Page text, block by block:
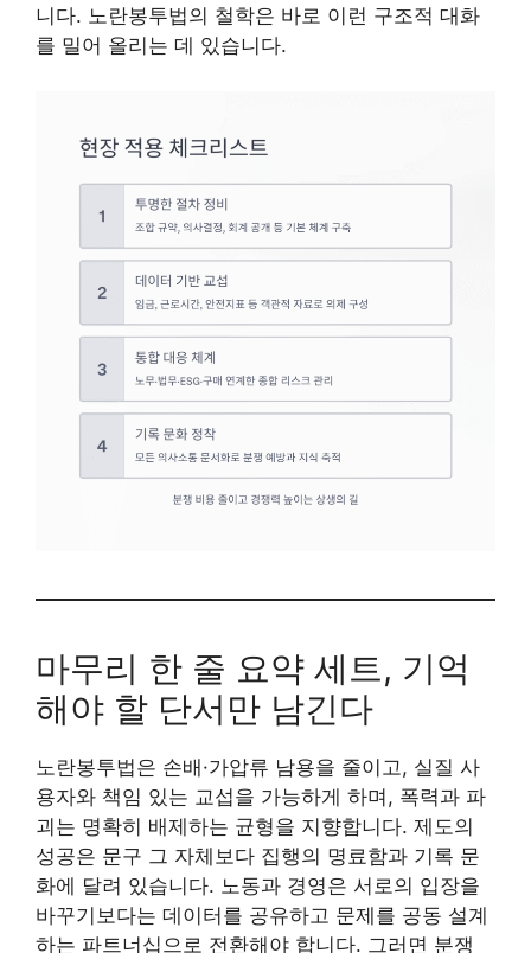
니다. 노란봉투법의 철학은 바로 이런 구조적 대화
를 밀어 올리는 데 있습니다.
마무리 한 줄 요약 세트, 기억
해야 할 단서만 남긴다
노란봉투법은 손배·가압류 남용을 줄이고, 실질 사
용자와 책임 있는 교섭을 가능하게 하며, 폭력과 파
괴는 명확히 배제하는 균형을 지향합니다. 제도의
성공은 문구 그 자체보다 집행의 명료함과 기록 문
화에 달려 있습니다. 노동과 경영은 서로의 입장을
바꾸기보다는 데이터를 공유하고 문제를 공동 설계
하는 파트너십으로 전환해야 합니다. 그러면 분쟁